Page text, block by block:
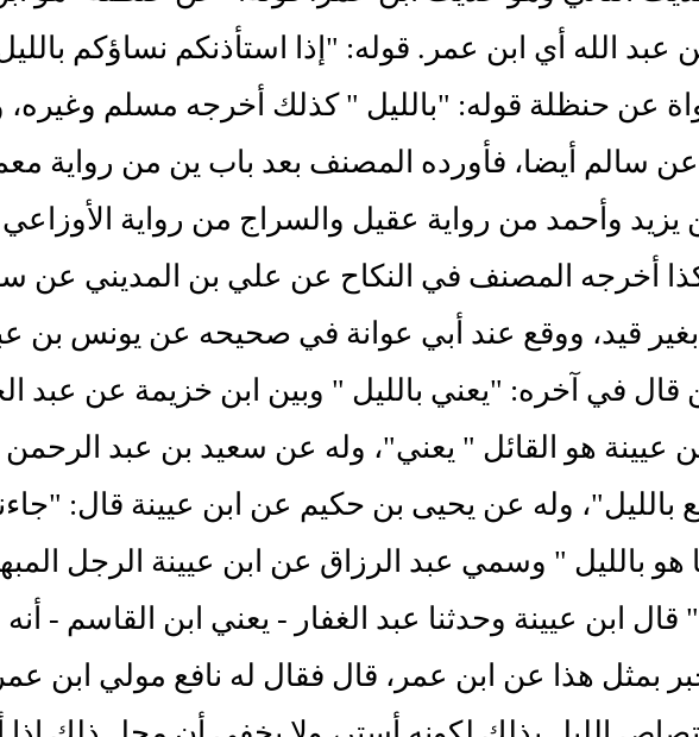
عبد الله أي ابن عمر. قوله: "إذا استأذنكم نساؤكم
عن حنظلة قوله: "بالليل " كذلك أخرجه مسلم
سالم أيضا، فأورده المصنف بعد باب ين من رواية
وأحمد من رواية عقيل والسراج من رواية
أخرجه المصنف في النكاح عن علي بن المديني عن
قيد، ووقع عند أبي عوانة في صحيحه عن يونس بن
قال في آخره: "يعني بالليل " وبين ابن خزيمة عن عبد
عيينة هو القائل " يعني"، وله عن سعيد بن عبد
بالليل"، وله عن يحيى بن حكيم عن ابن عيينة قال:
هو بالليل " وسمي عبد الرزاق عن ابن عيينة الرجل
ابن عيينة وحدثنا عبد الغفار - يعني ابن القاسم -
بمثل هذا عن ابن عمر، قال فقال له نافع مولي ابن